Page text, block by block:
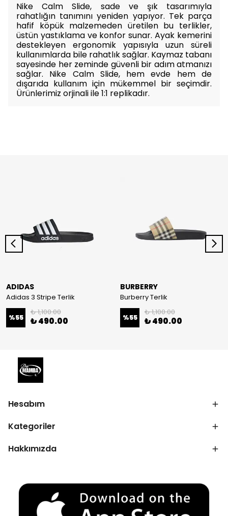
Nike Calm Slide, sade ve şık tasarımıyla
rahatlığın tanımını yeniden yapıyor. Tek parça
hafif köpük malzemeden üretilen bu terlikler,
üstün yastıklama ve konfor sunar. Ayak kemerini
destekleyen ergonomik yapısıyla uzun süreli
kullanımlarda bile rahatlık sağlar. Kaymaz tabanı
sayesinde her zeminde güvenli bir adım atmanızı
sağlar. Nike Calm Slide, hem evde hem de
dışarıda kullanım için mükemmel bir seçimdir.
Ürünlerimiz orjinali ile 1:1 replikadır.
ADIDAS
Adidas 3 Stripe Terlik
%55
₺ 1,100.00
₺ 490.00
BURBERRY
Burberry Terlik
%55
₺ 1,100.00
₺ 490.00
Hesabım
Kategoriler
Hakkımızda